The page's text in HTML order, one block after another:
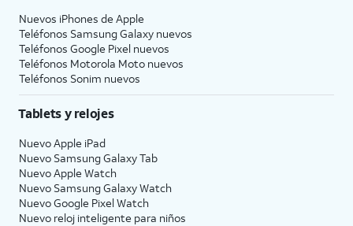
Nuevos iPhones de Apple
Teléfonos Samsung Galaxy nuevos
Teléfonos Google Pixel nuevos
Teléfonos Motorola Moto nuevos
Teléfonos Sonim nuevos
Tablets y relojes
Nuevo Apple iPad
Nuevo Samsung Galaxy Tab
Nuevo Apple Watch
Nuevo Samsung Galaxy Watch
Nuevo Google Pixel Watch
Nuevo reloj inteligente para niños